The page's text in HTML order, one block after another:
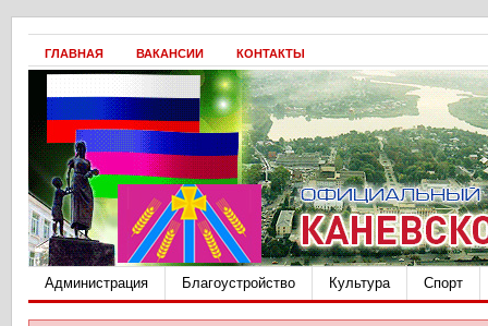
ГЛАВНАЯ ВАКАНСИИ КОНТАКТЫ
Администрация Благоустройство Культура Спорт